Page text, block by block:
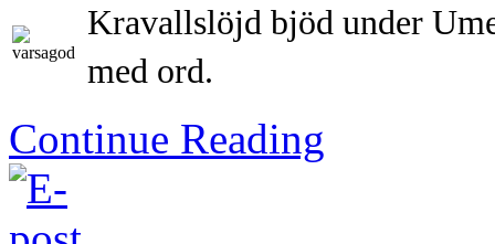
Kravallslöjd bjöd under
med ord.
Continue Reading